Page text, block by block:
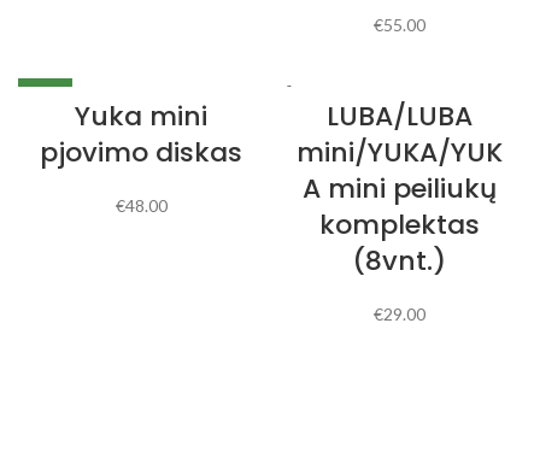
€55.00
NAUJA
Yuka mini
pjovimo diskas
€48.00
IŠPARDUOTA
LUBA/LUBA
mini/YUKA/YUK
A mini peiliukų
komplektas
(8vnt.)
€29.00